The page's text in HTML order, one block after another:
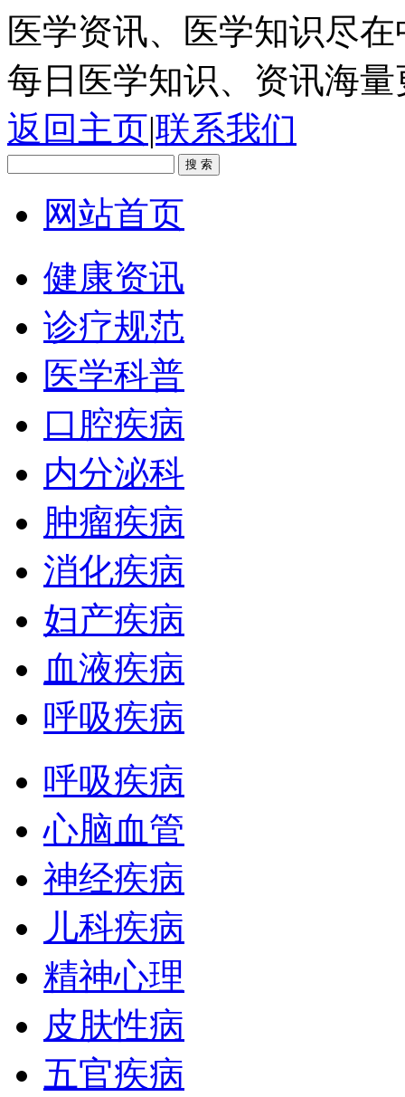
医学资讯、医学知识尽
每日医学知识、资讯海
返回主页|联系我们
网站首页
健康资讯
诊疗规范
医学科普
口腔疾病
内分泌科
肿瘤疾病
消化疾病
妇产疾病
血液疾病
呼吸疾病
呼吸疾病
心脑血管
神经疾病
儿科疾病
精神心理
皮肤性病
五官疾病